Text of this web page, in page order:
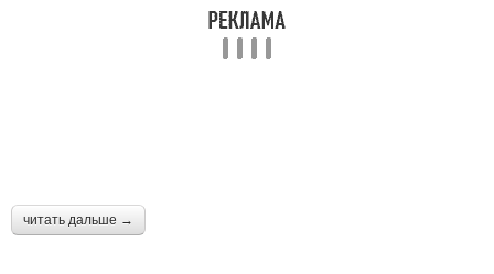
читать дальше →